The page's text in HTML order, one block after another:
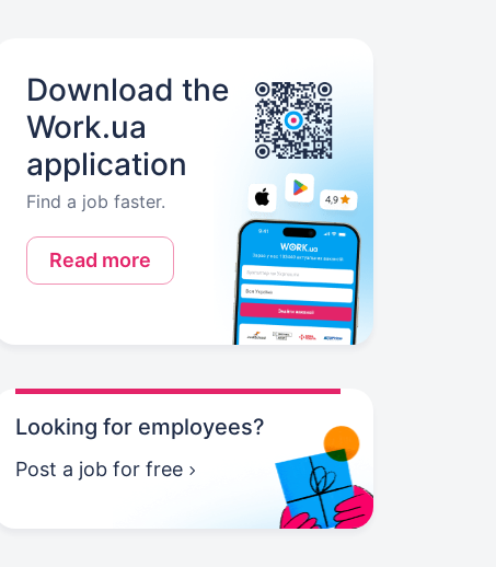
Download the
Work.ua
application
Find a job faster.
Read more
Looking for employees?
Post a job for free